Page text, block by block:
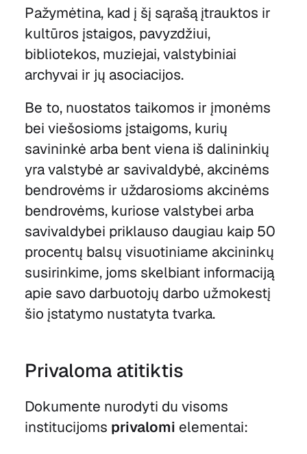
Pažymėtina, kad į šį sąrašą įtrauktos ir
kultūros įstaigos, pavyzdžiui,
bibliotekos, muziejai, valstybiniai
archyvai ir jų asociacijos.
Be to, nuostatos taikomos ir įmonėms
bei viešosioms įstaigoms, kurių
savininkė arba bent viena iš dalininkių
yra valstybė ar savivaldybė, akcinėms
bendrovėms ir uždarosioms akcinėms
bendrovėms, kuriose valstybei arba
savivaldybei priklauso daugiau kaip 50
procentų balsų visuotiniame akcininkų
susirinkime, joms skelbiant informaciją
apie savo darbuotojų darbo užmokestį
šio įstatymo nustatyta tvarka.
Privaloma atitiktis
Dokumente nurodyti du visoms
institucijoms privalomi elementai: